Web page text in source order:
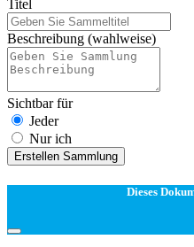
Titel
Beschreibung (wahlweise)
Sichtbar für
Jeder
Nur ich
Erstellen Sammlung
Dieses